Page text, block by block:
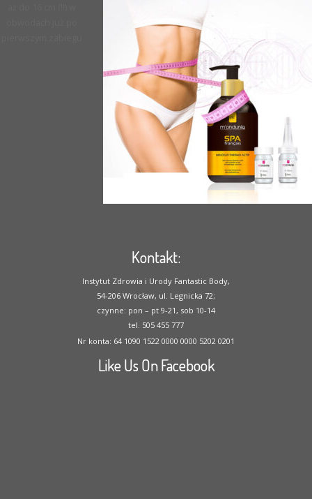
Kontakt:
Instytut Zdrowia i Urody Fantastic Body,
54-206 Wrocław, ul. Legnicka 72;
czynne: pon – pt 9-21, sob 10-14
tel. 505 455 777
Nr konta: 64 1090 1522 0000 0000 5202 0201
Like Us On Facebook